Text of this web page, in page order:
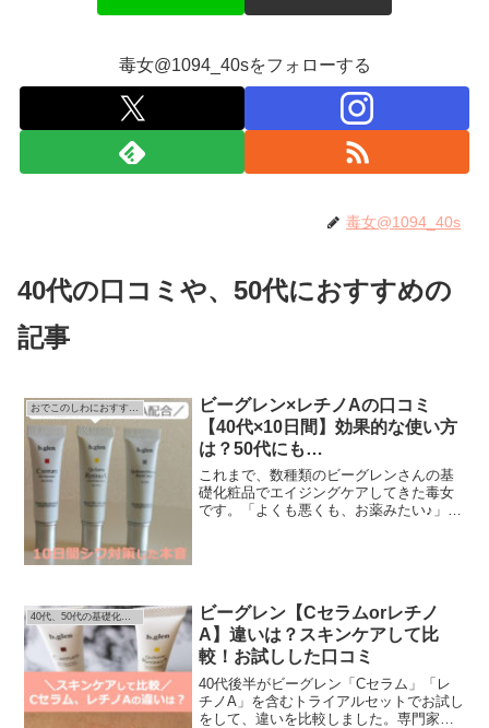
毒女@1094_40sをフォローする
毒女@1094_40s
40代の口コミや、50代におすすめの
記事
ビーグレン×レチノAの口コミ
【40代×10日間】効果的な使い方
は？50代にも…
これまで、数種類のビーグレンさんの基
礎化粧品でエイジングケアしてきた毒女
です。「よくも悪くも、お薬みたい♪」
ビーグレン【Cセラムorレチノ
A】違いは？スキンケアして比
較！お試しした口コミ
40代後半がビーグレン「Cセラム」「レ
チノA」を含むトライアルセットでお試し
をして、違いを比較しました。専門家、